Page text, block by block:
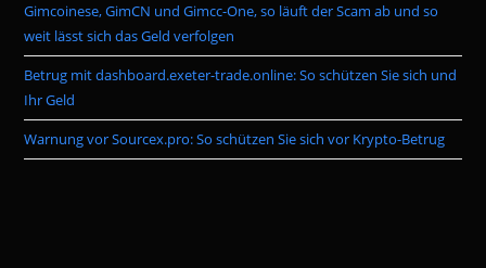
Gimcoinese, GimCN und Gimcc-One, so läuft der Scam ab und so
weit lässt sich das Geld verfolgen
Betrug mit dashboard.exeter-trade.online: So schützen Sie sich und
Ihr Geld
Warnung vor Sourcex.pro: So schützen Sie sich vor Krypto-Betrug